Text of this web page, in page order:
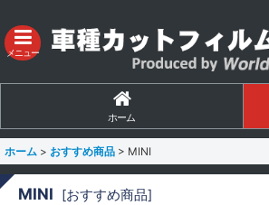
メニュー
ホーム
ホーム > おすすめ商品 > MINI
MINI [おすすめ商品]